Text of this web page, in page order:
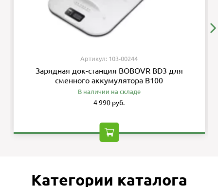
Артикул: 103-00244
Зарядная док-станция BOBOVR BD3 для
сменного аккумулятора B100
В наличии на складе
4 990 руб.
Категории каталога